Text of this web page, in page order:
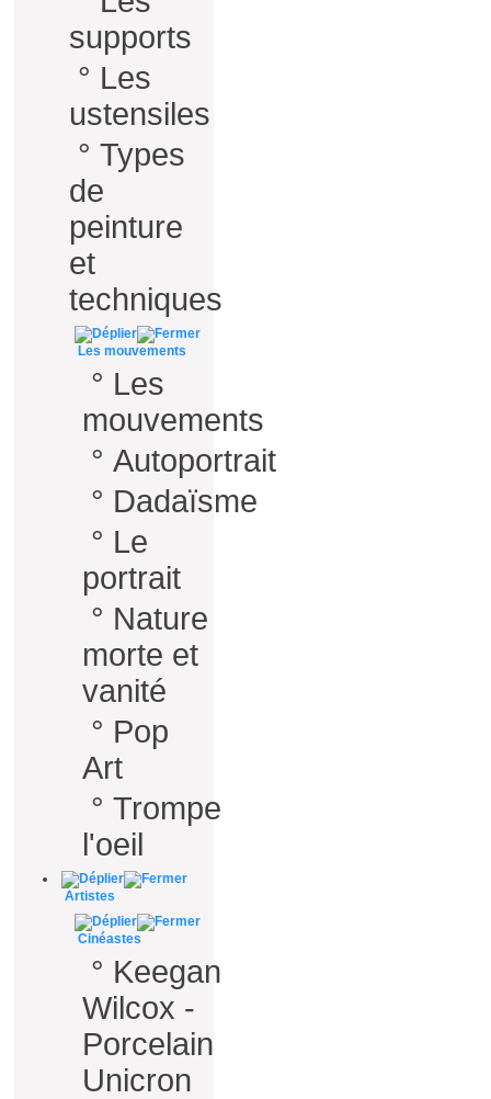
supports
° Les
ustensiles
° Types
de
peinture
et
techniques
Les mouvements
° Les
mouvements
° Autoportrait
° Dadaïsme
° Le
portrait
° Nature
morte et
vanité
° Pop
Art
° Trompe
l'oeil
Artistes
Cinéastes
° Keegan
Wilcox -
Porcelain
Unicron